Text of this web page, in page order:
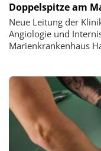
Doppelspitze am
Neue Leitung der
Angiologie und
Marienkrankenhaus